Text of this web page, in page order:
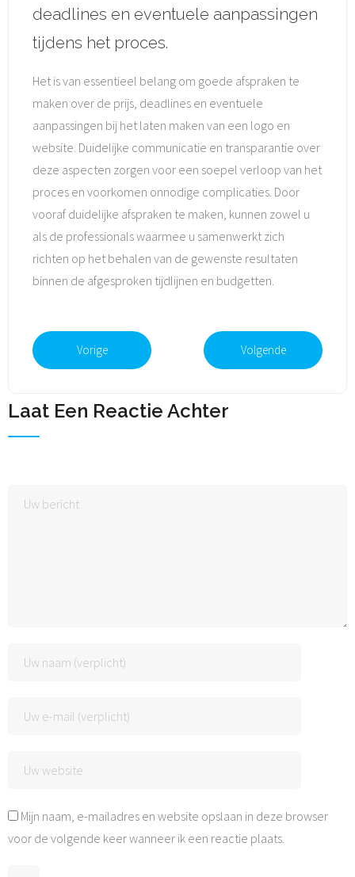
deadlines en eventuele aanpassingen
tijdens het proces.
Het is van essentieel belang om goede afspraken te
maken over de prijs, deadlines en eventuele
aanpassingen bij het laten maken van een logo en
website. Duidelijke communicatie en transparantie over
deze aspecten zorgen voor een soepel verloop van het
proces en voorkomen onnodige complicaties. Door
vooraf duidelijke afspraken te maken, kunnen zowel u
als de professionals waarmee u samenwerkt zich
richten op het behalen van de gewenste resultaten
binnen de afgesproken tijdlijnen en budgetten.
Vorige Volgende
Laat Een Reactie Achter
Mijn naam, e-mailadres en website opslaan in deze browser
voor de volgende keer wanneer ik een reactie plaats.